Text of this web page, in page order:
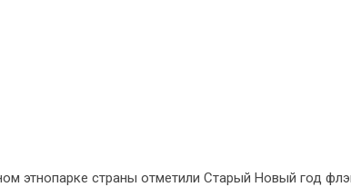
этнопарке страны отметили Старый Новый год